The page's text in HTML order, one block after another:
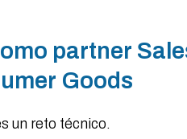
partner
Goods
un reto técnico.